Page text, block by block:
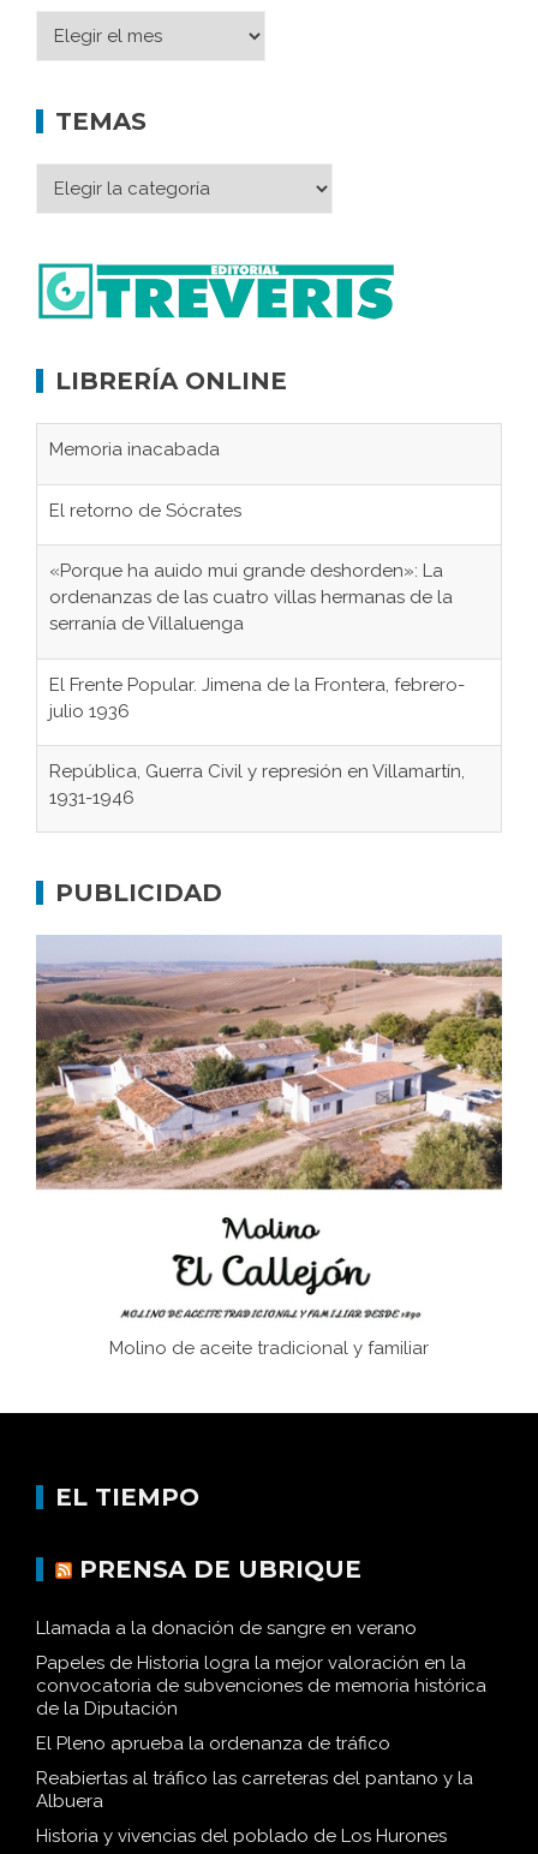
TEMAS
LIBRERÍA ONLINE
Memoria inacabada
El retorno de Sócrates
«Porque ha auido mui grande deshorden»: La
ordenanzas de las cuatro villas hermanas de la
serranía de Villaluenga
El Frente Popular. Jimena de la Frontera, febrero-
julio 1936
República, Guerra Civil y represión en Villamartín,
1931-1946
concentración nazis
Bornos
El Frente Popular. Ubrique, febrero-julio 1936
Juntar las letras. La alfabetización en el campo: del
afán de saber a la autogestión
Historia y vivencias del poblado de Los Hurones
PUBLICIDAD
Molino de aceite tradicional y familiar
EL TIEMPO
PRENSA DE UBRIQUE
Llamada a la donación de sangre en verano
Papeles de Historia logra la mejor valoración en la
convocatoria de subvenciones de memoria histórica
de la Diputación
El Pleno aprueba la ordenanza de tráfico
Reabiertas al tráfico las carreteras del pantano y la
Albuera
Historia y vivencias del poblado de Los Hurones